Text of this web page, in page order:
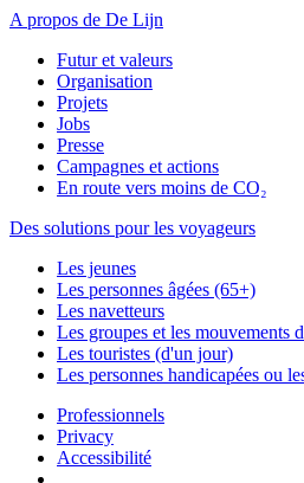
A propos de De Lijn
Futur et valeurs
Organisation
Projets
Jobs
Presse
Campagnes et actions
En route vers moins de CO₂
Des solutions pour les voyageurs
Les jeunes
Les personnes âgées (65+)
Les navetteurs
Les groupes et les mouvements
Les touristes (d'un jour)
Les personnes handicapées ou
Professionnels
Privacy
Accessibilité